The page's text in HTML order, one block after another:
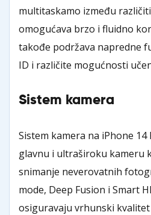
multitaskamo između
omogućava brzo i fluidno
takođe podržava napredne
ID i različite mogućnosti
Sistem kamera
Sistem kamera na iPhone
glavnu i ultraširoku kameru
snimanje neverovatnih
mode, Deep Fusion i Smart
osiguravaju vrhunski